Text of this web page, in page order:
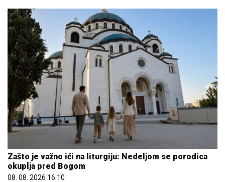
Zašto je važno ići na liturgiju: Nedeljom se porodica
okuplja pred Bogom
08. 08. 2026 16:10